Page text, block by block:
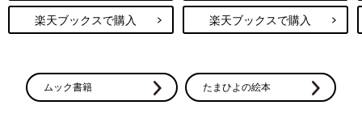
楽天ブックスで購入 楽天ブックスで購入
ムック書籍 たまひよの絵本